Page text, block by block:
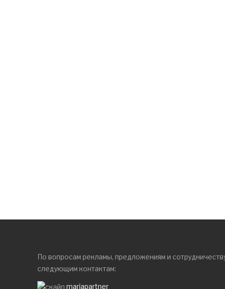
По вопросам рекламы, предложениям и
следующим контактам:
mariapartner